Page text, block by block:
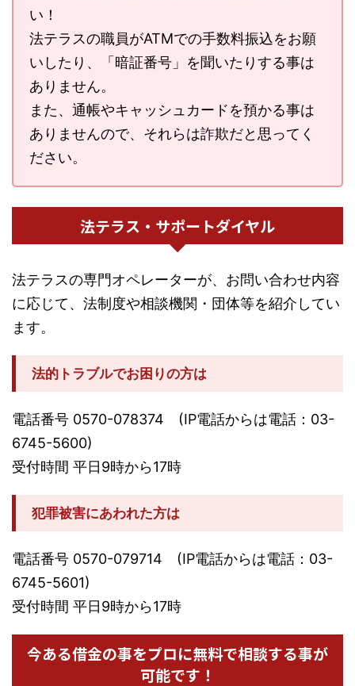
い！
法テラスの職員がATMでの手数料振込をお願
いしたり、「暗証番号」を聞いたりする事は
ありません。
また、通帳やキャッシュカードを預かる事は
ありませんので、それらは詐欺だと思ってく
ださい。
法テラス・サポートダイヤル
法テラスの専門オペレーターが、お問い合わせ内容
に応じて、法制度や相談機関・団体等を紹介してい
ます。
法的トラブルでお困りの方は
電話番号 0570-078374 (IP電話からは電話：03-
6745-5600)
受付時間 平日9時から17時
犯罪被害にあわれた方は
電話番号 0570-079714 (IP電話からは電話：03-
6745-5601)
受付時間 平日9時から17時
今ある借金の事をプロに無料で相談する事が
可能です！